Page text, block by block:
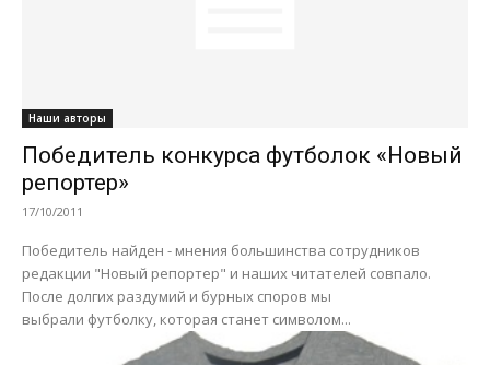
Наши авторы
Победитель конкурса футболок «Новый
репортер»
17/10/2011
Победитель найден - мнения большинства сотрудников
редакции "Новый репортер" и наших читателей совпало.
После долгих раздумий и бурных споров мы
выбрали футболку, которая станет символом...